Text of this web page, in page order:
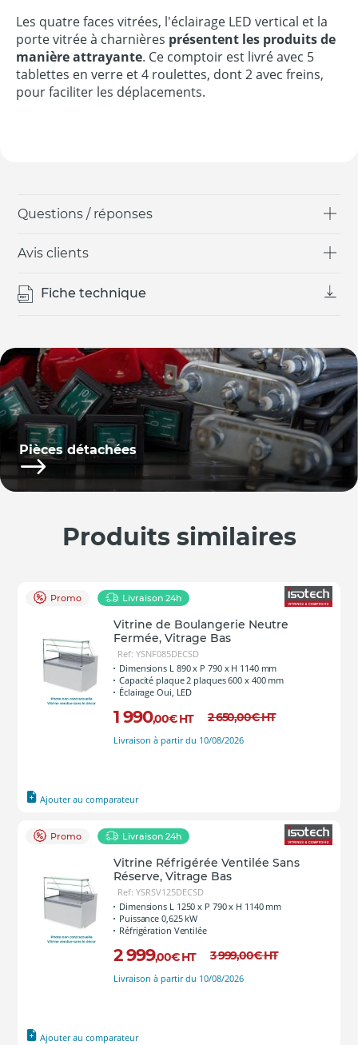
Questions / réponses
Avis clients
Fiche technique
Pièces détachées
Les quatre faces vitrées, l'éclairage LED vertical et la
porte vitrée à charnières présentent les produits de
manière attrayante. Ce comptoir est livré avec 5
tablettes en verre et 4 roulettes, dont 2 avec freins,
pour faciliter les déplacements.
Produits similaires
Promo Livraison 24h
Vitrine de Boulangerie Neutre
Fermée, Vitrage Bas
Ref: YSNF085DECSD
Dimensions L 890 x P 790 x H 1140 mm
Capacité plaque 2 plaques 600 x 400 mm
Éclairage Oui, LED
1 990,00€ HT 2 650,00€HT
Livraison à partir du 10/08/2026
Ajouter au comparateur
Promo Livraison 24h
Vitrine Réfrigérée Ventilée Sans
Réserve, Vitrage Bas
Ref: YSRSV125DECSD
Dimensions L 1250 x P 790 x H 1140 mm
Puissance 0,625 kW
Réfrigération Ventilée
2 999,00€ HT 3 999,00€HT
Livraison à partir du 10/08/2026
Ajouter au comparateur